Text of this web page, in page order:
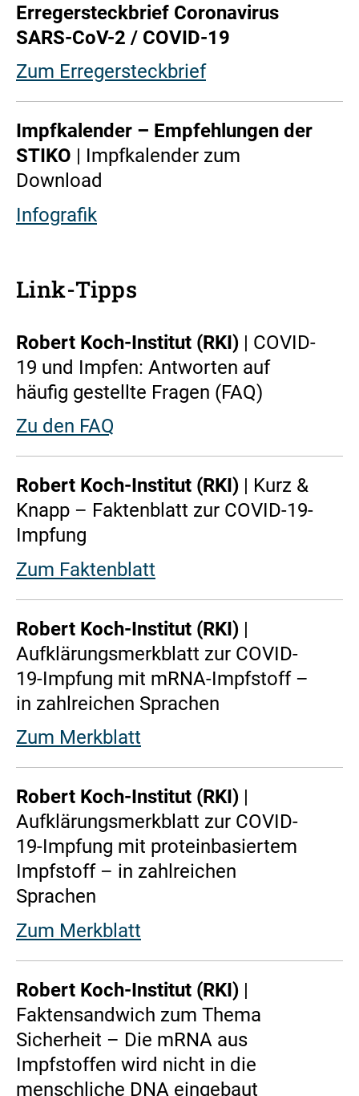
Erregersteckbrief Coronavirus
SARS-CoV-2 / COVID-19
Zum Erregersteckbrief
Impfkalender – Empfehlungen der
STIKO | Impfkalender zum
Download
Infografik
Link-Tipps
Robert Koch-Institut (RKI) | COVID-
19 und Impfen: Antworten auf
häufig gestellte Fragen (FAQ)
Zu den FAQ
Robert Koch-Institut (RKI) | Kurz &
Knapp – Faktenblatt zur COVID-19-
Impfung
Zum Faktenblatt
Robert Koch-Institut (RKI) |
Aufklärungsmerkblatt zur COVID-
19-Impfung mit mRNA-Impfstoff –
in zahlreichen Sprachen
Zum Merkblatt
Robert Koch-Institut (RKI) |
Aufklärungsmerkblatt zur COVID-
19-Impfung mit proteinbasiertem
Impfstoff – in zahlreichen
Sprachen
Zum Merkblatt
Robert Koch-Institut (RKI) |
Faktensandwich zum Thema
Sicherheit – Die mRNA aus
Impfstoffen wird nicht in die
menschliche DNA eingebaut